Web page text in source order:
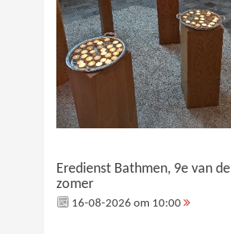
Eredienst Bathmen, 9e van de
zomer
16-08-2026 om 10:00